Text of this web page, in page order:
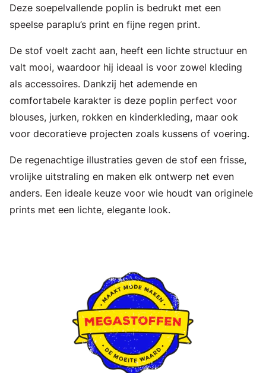
Deze soepelvallende poplin is bedrukt met een
speelse paraplu’s print en fijne regen print.
De stof voelt zacht aan, heeft een lichte structuur en
valt mooi, waardoor hij ideaal is voor zowel kleding
als accessoires. Dankzij het ademende en
comfortabele karakter is deze poplin perfect voor
blouses, jurken, rokken en kinderkleding, maar ook
voor decoratieve projecten zoals kussens of voering.
De regenachtige illustraties geven de stof een frisse,
vrolijke uitstraling en maken elk ontwerp net even
anders. Een ideale keuze voor wie houdt van originele
prints met een lichte, elegante look.